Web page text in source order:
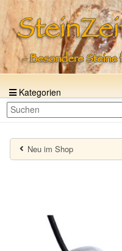
Kategorien
Neu im Shop